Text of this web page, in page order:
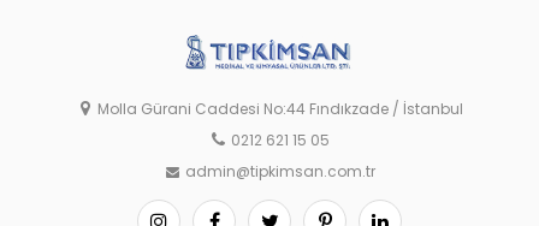
Molla Gürani Caddesi No:44 Fındıkzade / İstanbul
0212 621 15 05
admin@tipkimsan.com.tr